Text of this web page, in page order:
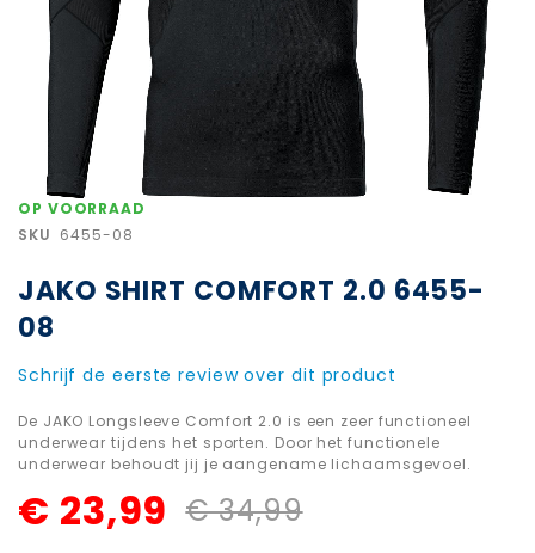
OP VOORRAAD
SKU 6455-08
JAKO SHIRT COMFORT 2.0 6455-
08
Schrijf de eerste review over dit product
De JAKO Longsleeve Comfort 2.0 is een zeer functioneel
underwear tijdens het sporten. Door het functionele
underwear behoudt jij je aangename lichaamsgevoel.
€ 23,99 € 34,99
Ga
naar
van
de
afbeeldingen-